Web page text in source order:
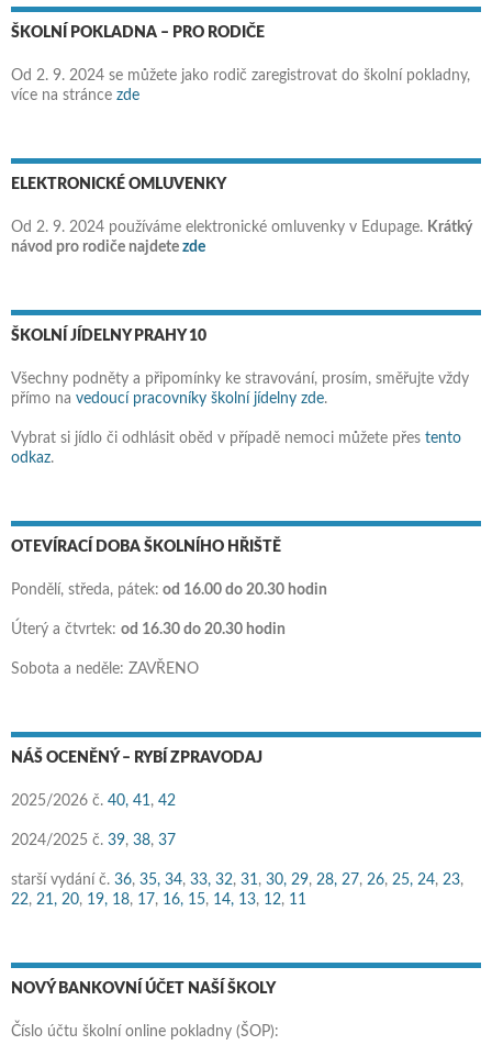
ŠKOLNÍ POKLADNA – PRO RODIČE
Od 2. 9. 2024 se můžete jako rodič zaregistrovat do školní pokladny,
více na stránce zde
ELEKTRONICKÉ OMLUVENKY
Od 2. 9. 2024 používáme elektronické omluvenky v Edupage. Krátký
návod pro rodiče najdete zde
ŠKOLNÍ JÍDELNY PRAHY 10
Všechny podněty a připomínky ke stravování, prosím, směřujte vždy
přímo na vedoucí pracovníky školní jídelny zde.
Vybrat si jídlo či odhlásit oběd v případě nemoci můžete přes tento
odkaz.
OTEVÍRACÍ DOBA ŠKOLNÍHO HŘIŠTĚ
Pondělí, středa, pátek: od 16.00 do 20.30 hodin
Úterý a čtvrtek: od 16.30 do 20.30 hodin
Sobota a neděle: ZAVŘENO
NÁŠ OCENĚNÝ – RYBÍ ZPRAVODAJ
2025/2026 č. 40, 41, 42
2024/2025 č. 39, 38, 37
starší vydání č. 36, 35, 34, 33, 32, 31, 30, 29, 28, 27, 26, 25, 24, 23,
22, 21, 20, 19, 18, 17, 16, 15, 14, 13, 12, 11
NOVÝ BANKOVNÍ ÚČET NAŠÍ ŠKOLY
Číslo účtu školní online pokladny (ŠOP):